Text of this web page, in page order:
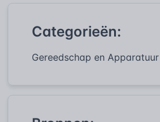
Categorieën:
Gereedschap en Apparatuur